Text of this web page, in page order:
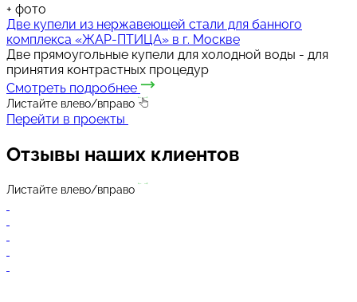
+ фото
Две купели из нержавеющей стали для банного
комплекса «ЖАР-ПТИЦА» в г. Москве
Две прямоугольные купели для холодной воды - для
принятия контрастных процедур
Смотреть подробнее
Листайте влево/вправо
Перейти в проекты
Отзывы наших клиентов
Листайте влево/вправо